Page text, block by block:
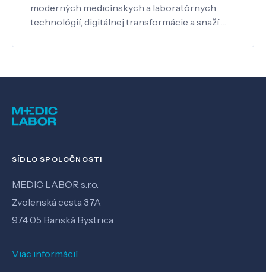
moderných medicínskych a laboratórnych
technológií, digitálnej transformácie a snaží …
SÍDLO SPOLOČNOSTI
MEDIC LABOR s.r.o.
Zvolenská cesta 37A
974 05 Banská Bystrica
Viac informácií